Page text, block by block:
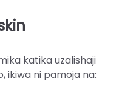
katika uzalishaji
ikiwa ni pamoja na: